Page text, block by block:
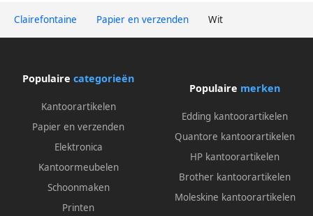
Clairefontaine Papier en verzenden Wit
Populaire categorieën
Kantoorartikelen
Papier en verzenden
Elektronica
Kantoormeubelen
Schoonmaken
Printen
Populaire merken
Edding kantoorartikelen
Quantore kantoorartikelen
HP kantoorartikelen
Brother kantoorartikelen
Moleskine kantoorartikelen